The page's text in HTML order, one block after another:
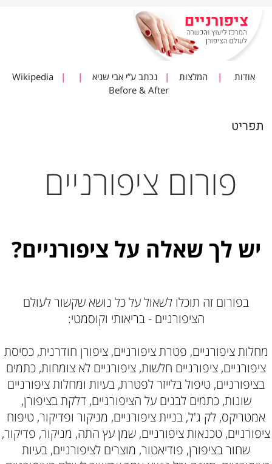
אודות | המלצות | נכתב ע”י אבי שגיא |
Wikipedia
|
Before & After
תפריט
פורום ציפורניים
יש לך שאלה על ציפורניים?
בפורום זה תוכלו לשאול על כל נושא שקשור לעולם
הציפורניים - בריאותי וקוסמטי:
מחלות ציפורניים, פטרת ציפורניים, ציפורן חודרנית, כסיסת
ציפורניים, ציפורניים חלשות, ציפורניים לא צומחות, כתמים
בציפורניים, טיפול בלייזר לפטרת, בעיות ומחלות ציפורניים
שונות, כתמים לבנים על הציפורניים, דלקת בציפורן,
אמטריקס, לק ג'ל, בניית ציפורניים, מניקור ופדיקור, טיפוח
ציפורניים, טכנאות ציפורניים, שמן עץ התה, מניקור, פדיקור,
שחור בציפורן, פודיאטור, מוצרים לציפורניים, בעיות